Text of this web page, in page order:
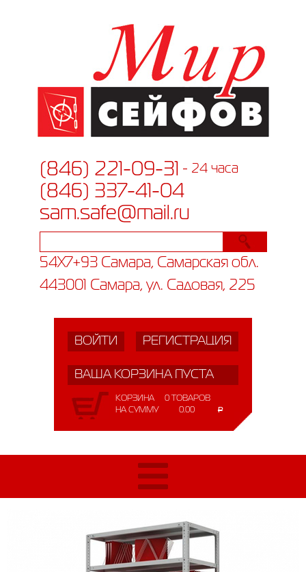
(846) 221-09-31 - 24 часа
(846) 337-41-04
sam.safe@mail.ru
54X7+93 Самара, Самарская обл.
443001 Самара, ул. Садовая, 225
ВОЙТИ РЕГИСТРАЦИЯ
ВАША КОРЗИНА ПУСТА
КОРЗИНА
0 ТОВАРОВ
НА СУММУ
0.00 Р